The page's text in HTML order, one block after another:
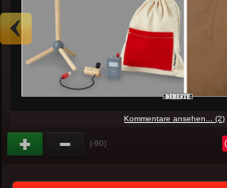
Kommentare ansehen... (2)
(-90)